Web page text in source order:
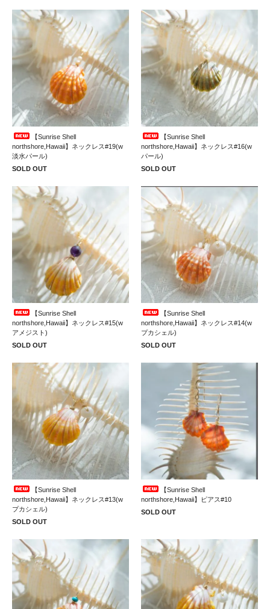
【Sunrise Shell
northshore,Hawaii】ネックレス#19(w
淡水パール)
SOLD OUT
【Sunrise Shell
northshore,Hawaii】ネックレス#16(w
パール)
SOLD OUT
【Sunrise Shell
northshore,Hawaii】ネックレス#15(w
アメジスト)
SOLD OUT
【Sunrise Shell
northshore,Hawaii】ネックレス#14(w
プカシェル)
SOLD OUT
【Sunrise Shell
northshore,Hawaii】ネックレス#13(w
プカシェル)
SOLD OUT
【Sunrise Shell
northshore,Hawaii】ピアス#10
SOLD OUT